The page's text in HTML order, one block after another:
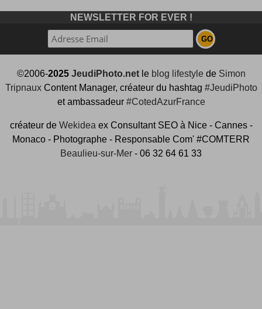
NEWSLETTER FOR EVER !
©2006-2025 JeudiPhoto.netle blog lifestylede Simon
TripnauxContent Manager, créateur du hashtag #JeudiPhoto
et ambassadeur #CotedAzurFrance
créateur de Wekidea ex Consultant SEO à Nice - Cannes -
Monaco - Photographe - Responsable Com' #COMTERR
Beaulieu-sur-Mer - 06 32 64 61 33